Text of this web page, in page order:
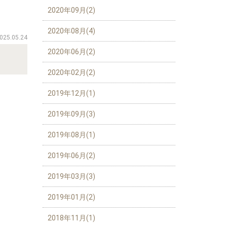
2020年09月(2)
2020年08月(4)
2020年06月(2)
2020年02月(2)
2019年12月(1)
2019年09月(3)
2019年08月(1)
2019年06月(2)
2019年03月(3)
2019年01月(2)
2018年11月(1)